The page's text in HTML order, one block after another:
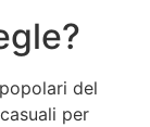
del
per